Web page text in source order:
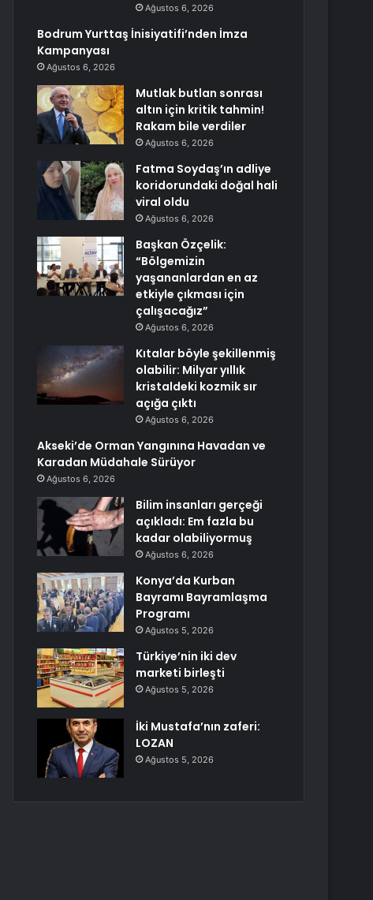
Ağustos 6, 2026
Bodrum Yurttaş İnisiyatifi’nden İmza
Kampanyası
Ağustos 6, 2026
Mutlak butlan sonrası
altın için kritik tahmin!
Rakam bile verdiler
Ağustos 6, 2026
Fatma Soydaş’ın adliye
koridorundaki doğal hali
viral oldu
Ağustos 6, 2026
Başkan Özçelik:
“Bölgemizin
yaşananlardan en az
etkiyle çıkması için
çalışacağız”
Ağustos 6, 2026
Kıtalar böyle şekillenmiş
olabilir: Milyar yıllık
kristaldeki kozmik sır
açığa çıktı
Ağustos 6, 2026
Akseki’de Orman Yangınına Havadan ve
Karadan Müdahale Sürüyor
Ağustos 6, 2026
Bilim insanları gerçeği
açıkladı: Em fazla bu
kadar olabiliyormuş
Ağustos 6, 2026
Konya’da Kurban
Bayramı Bayramlaşma
Programı
Ağustos 5, 2026
Türkiye’nin iki dev
marketi birleşti
Ağustos 5, 2026
İki Mustafa’nın zaferi:
LOZAN
Ağustos 5, 2026